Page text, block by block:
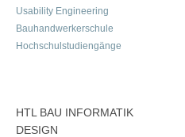
Usability Engineering
Bauhandwerkerschule
Hochschulstudiengänge
HTL BAU INFORMATIK
DESIGN